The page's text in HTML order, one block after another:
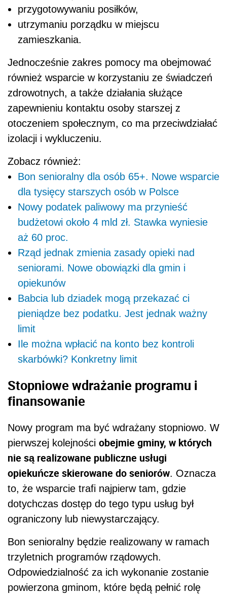
przygotowywaniu posiłków,
utrzymaniu porządku w miejscu
zamieszkania.
Jednocześnie zakres pomocy ma obejmować
również wsparcie w korzystaniu ze świadczeń
zdrowotnych, a także działania służące
zapewnieniu kontaktu osoby starszej z
otoczeniem społecznym, co ma przeciwdziałać
izolacji i wykluczeniu.
Zobacz również:
Bon senioralny dla osób 65+. Nowe wsparcie
dla tysięcy starszych osób w Polsce
Nowy podatek paliwowy ma przynieść
budżetowi około 4 mld zł. Stawka wyniesie
aż 60 proc.
Rząd jednak zmienia zasady opieki nad
seniorami. Nowe obowiązki dla gmin i
opiekunów
Babcia lub dziadek mogą przekazać ci
pieniądze bez podatku. Jest jednak ważny
limit
Ile można wpłacić na konto bez kontroli
skarbówki? Konkretny limit
Stopniowe wdrażanie programu i
finansowanie
Nowy program ma być wdrażany stopniowo. W
pierwszej kolejności obejmie gminy, w których
nie są realizowane publiczne usługi
opiekuńcze skierowane do seniorów. Oznacza
to, że wsparcie trafi najpierw tam, gdzie
dotychczas dostęp do tego typu usług był
ograniczony lub niewystarczający.
Bon senioralny będzie realizowany w ramach
trzyletnich programów rządowych.
Odpowiedzialność za ich wykonanie zostanie
powierzona gminom, które będą pełnić rolę